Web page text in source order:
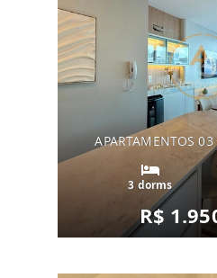
APARTAMENTOS
3 dorms
R$